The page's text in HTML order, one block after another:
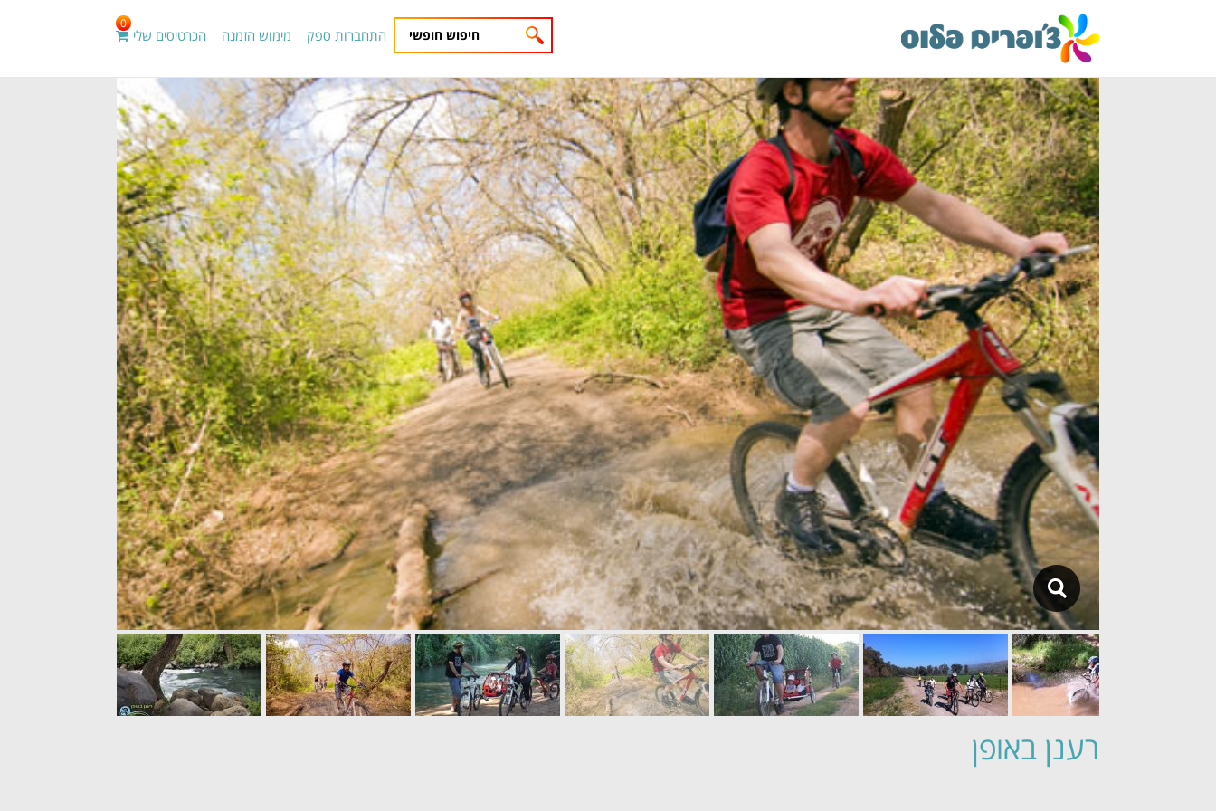
התחברות ספק מימוש הזמנה הכרטיסים שלי
0
רענן באופן